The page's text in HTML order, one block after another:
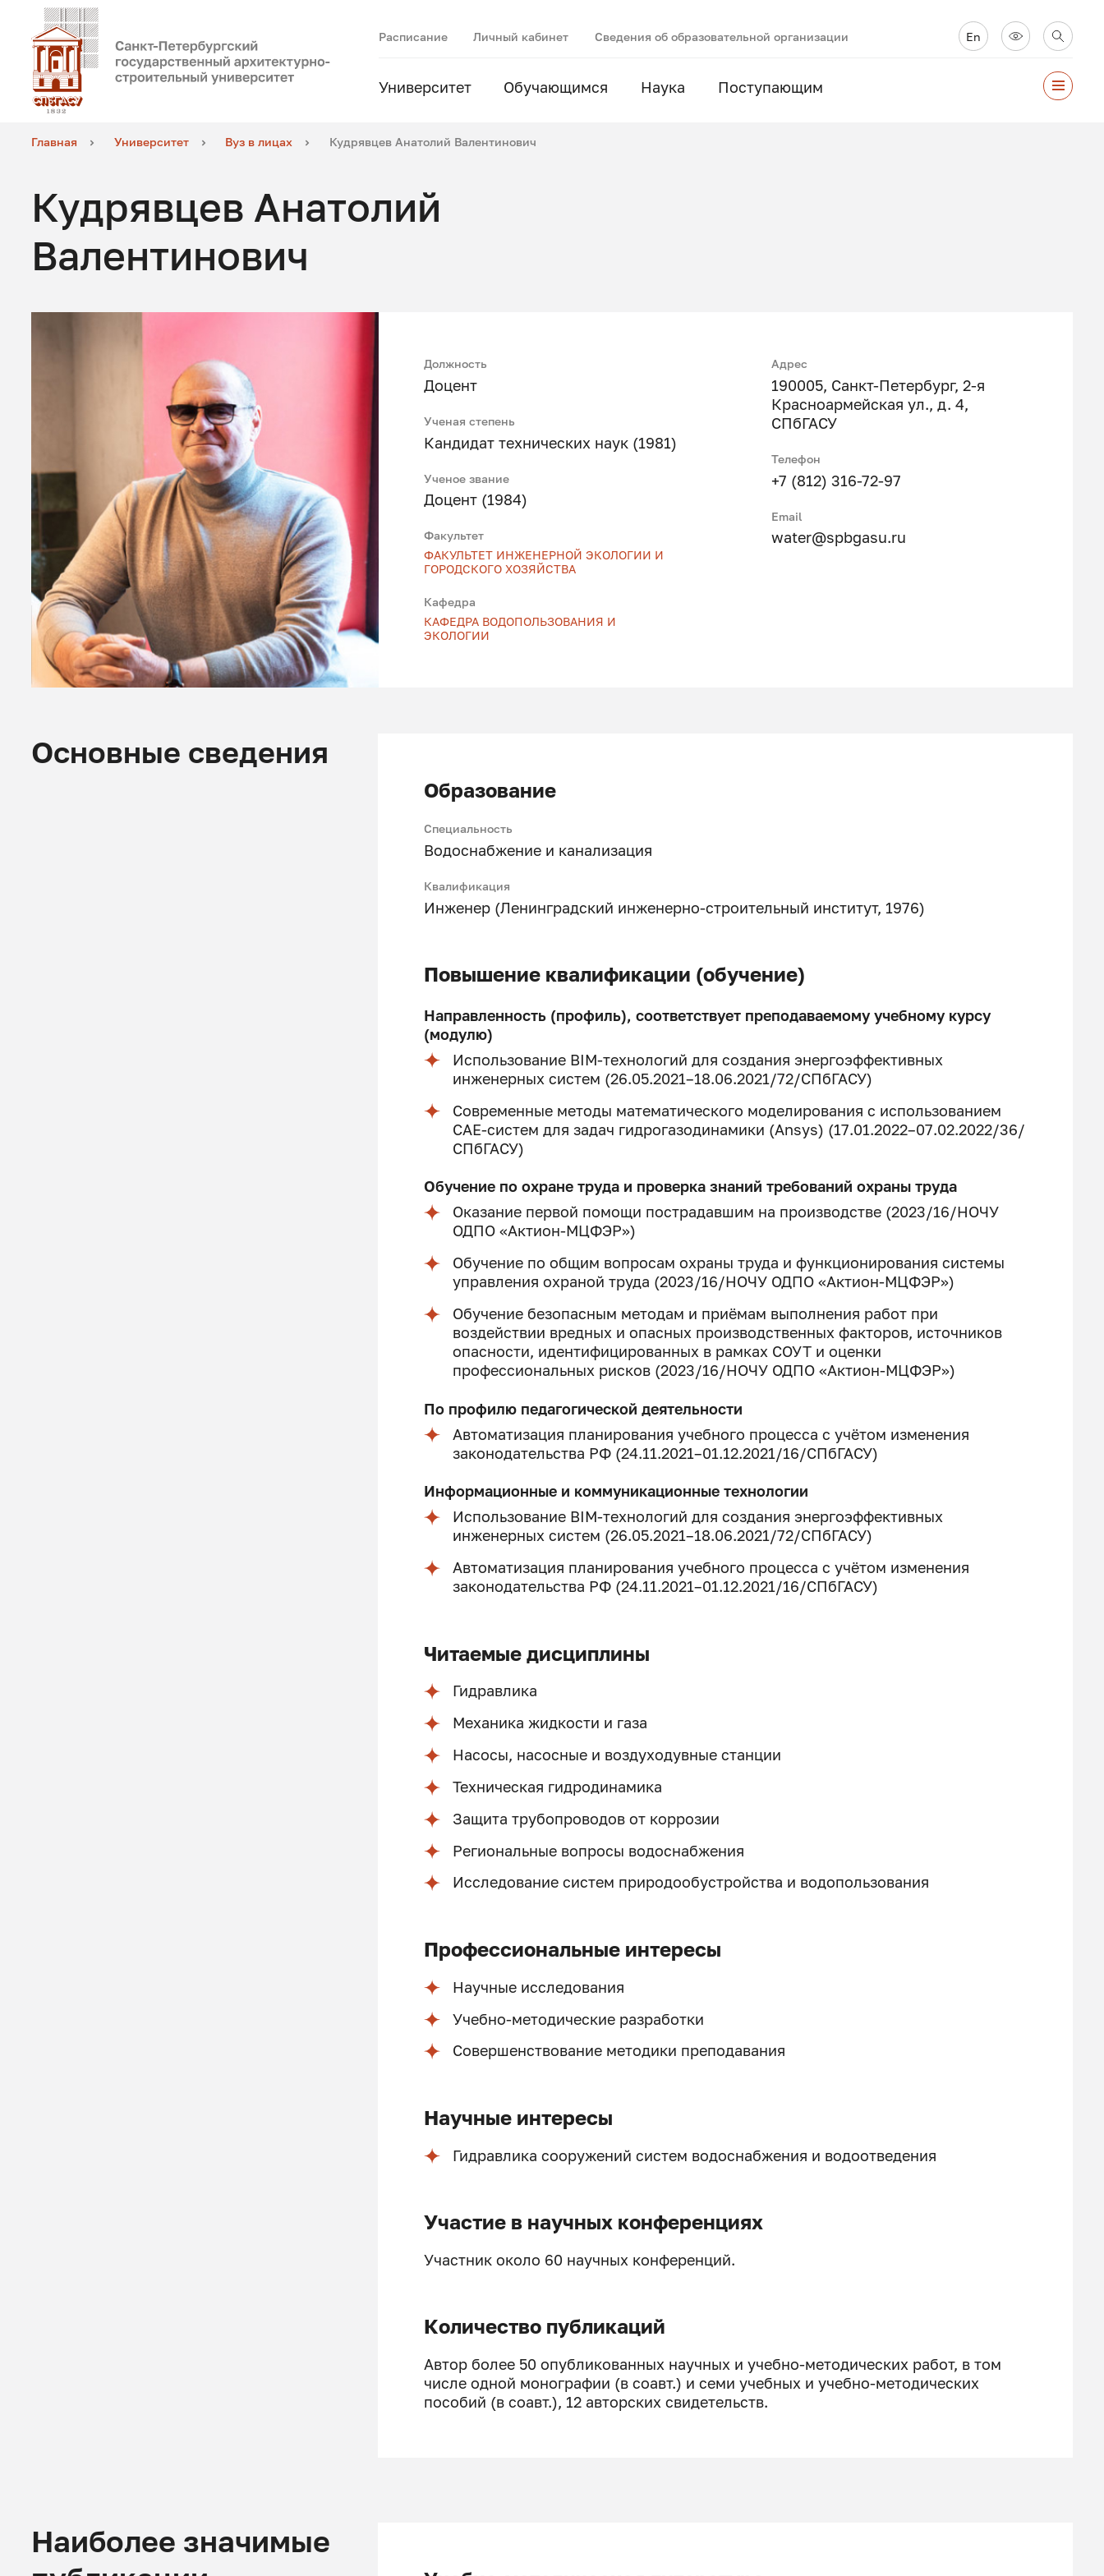
Расписание Личный кабинет Сведения об образовательной организации En
Университет Обучающимся Наука Поступающим
Главная Университет Вуз в лицах Кудрявцев Анатолий Валентинович
Кудрявцев Анатолий
Валентинович
Должность
Доцент
Ученая степень
Кандидат технических наук (1981)
Ученое звание
Доцент (1984)
Факультет
ФАКУЛЬТЕТ ИНЖЕНЕРНОЙ ЭКОЛОГИИ И
ГОРОДСКОГО ХОЗЯЙСТВА
Кафедра
КАФЕДРА ВОДОПОЛЬЗОВАНИЯ И
ЭКОЛОГИИ
Адрес
190005, Санкт-Петербург, 2-я
Красноармейская ул., д. 4,
СПбГАСУ
Телефон
+7 (812) 316-72-97
Email
water@spbgasu.ru
Основные сведения
Образование
Специальность
Водоснабжение и канализация
Квалификация
Инженер (Ленинградский инженерно-строительный институт, 1976)
Повышение квалификации (обучение)
Направленность (профиль), соответствует преподаваемому учебному курсу
(модулю)
Использование BIM-технологий для создания энергоэффективных
инженерных систем (26.05.2021–18.06.2021/72/СПбГАСУ)
Современные методы математического моделирования с использованием
CAE-систем для задач гидрогазодинамики (Ansys) (17.01.2022–07.02.2022/36/
СПбГАСУ)
Обучение по охране труда и проверка знаний требований охраны труда
Оказание первой помощи пострадавшим на производстве (2023/16/НОЧУ
ОДПО «Актион-МЦФЭР»)
Обучение по общим вопросам охраны труда и функционирования системы
управления охраной труда (2023/16/НОЧУ ОДПО «Актион-МЦФЭР»)
Обучение безопасным методам и приёмам выполнения работ при
воздействии вредных и опасных производственных факторов, источников
опасности, идентифицированных в рамках СОУТ и оценки
профессиональных рисков (2023/16/НОЧУ ОДПО «Актион-МЦФЭР»)
По профилю педагогической деятельности
Автоматизация планирования учебного процесса с учётом изменения
законодательства РФ (24.11.2021–01.12.2021/16/СПбГАСУ)
Информационные и коммуникационные технологии
Использование BIM-технологий для создания энергоэффективных
инженерных систем (26.05.2021–18.06.2021/72/СПбГАСУ)
Автоматизация планирования учебного процесса с учётом изменения
законодательства РФ (24.11.2021–01.12.2021/16/СПбГАСУ)
Читаемые дисциплины
Гидравлика
Механика жидкости и газа
Насосы, насосные и воздуходувные станции
Техническая гидродинамика
Защита трубопроводов от коррозии
Региональные вопросы водоснабжения
Исследование систем природообустройства и водопользования
Профессиональные интересы
Научные исследования
Учебно-методические разработки
Совершенствование методики преподавания
Научные интересы
Гидравлика сооружений систем водоснабжения и водоотведения
Участие в научных конференциях
Участник около 60 научных конференций.
Количество публикаций
Автор более 50 опубликованных научных и учебно-методических работ, в том
числе одной монографии (в соавт.) и семи учебных и учебно-методических
пособий (в соавт.), 12 авторских свидетельств.
Наиболее значимые